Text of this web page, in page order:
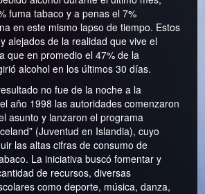
fuma tabaco y a penas el 7%
en este mismo lapso de tiempo. Estos
alejados de la realidad que vive el
que en promedio el 47% de la
alcohol en los últimos 30 días.
no fue de la noche a la
año 1998 las autoridades comenzaron
asunto y lanzaron el programa
(Juventud en Islandia), cuyo
las altas cifras de consumo de
La iniciativa buscó fomentar y
de recursos, diversas
como deporte, música, danza,